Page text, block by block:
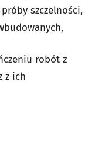
szczelności,
robót z
z ich